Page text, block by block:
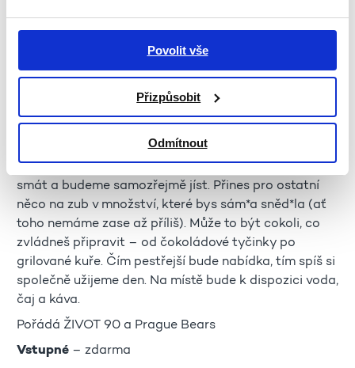
Povolit vše
Přizpůsobit
Odmítnout
15:00–16:30 | Zahrada
ale i ostatní, kteří si chtějí dát něco dobrého na zub
a poznat nové lidi nehledě na jejich věk.
Těšíme se na tebe na zahradě Komunitního centra
organizace ŽIVOT 90. Budeme se bavit, budeme se
smát a budeme samozřejmě jíst. Přines pro ostatní
něco na zub v množství, které bys sám*a sněd*la (ať
toho nemáme zase až příliš). Může to být cokoli, co
zvládneš připravit – od čokoládové tyčinky po
grilované kuře. Čím pestřejší bude nabídka, tím spíš si
společně užijeme den. Na místě bude k dispozici voda,
čaj a káva.
Pořádá ŽIVOT 90 a Prague Bears
Vstupné – zdarma